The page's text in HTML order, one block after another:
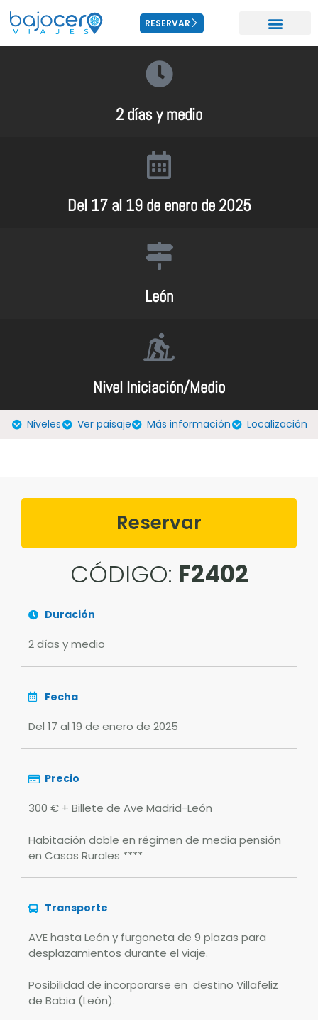
RESERVAR
2 días y medio
Del 17 al 19 de enero de 2025
León
Nivel Iniciación/Medio
Niveles Ver paisaje Más información Localización
Reservar
CÓDIGO: F2402
Duración
2 días y medio
Fecha
Del 17 al 19 de enero de 2025
Precio
300 € + Billete de Ave Madrid-León
Habitación doble en régimen de media pensión
en Casas Rurales ****
Transporte
AVE hasta León y furgoneta de 9 plazas para
desplazamientos durante el viaje.
Posibilidad de incorporarse en destino Villafeliz
de Babia (León).